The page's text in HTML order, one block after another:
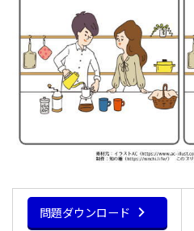
問題ダウンロード